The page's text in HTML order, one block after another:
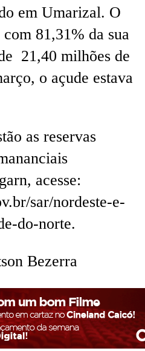
em Umarizal. O
81,31% da sua
21,40 milhões de
o açude estava
as reservas
acesse:
sar/nordeste-e-
do-norte.
Bezerra